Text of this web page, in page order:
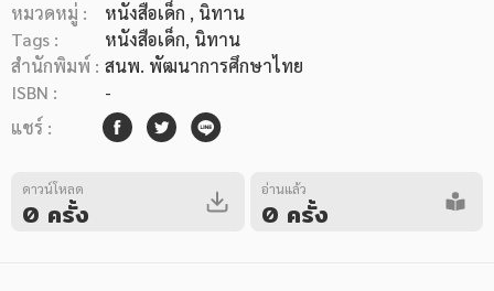
หมวดหมู่หนังสือ
หมวดหมู่ยอดนิยม
หนังสือออกใหม่ หนังสือยอดนิยม หนังสือเช่า
หมวดหมู่ :
หนังสือเด็ก , นิทาน
Tags :
หนังสือเด็ก, นิทาน
สำนักพิมพ์ : สนพ. พัฒนาการศึกษาไทย
ISBN :
-
แชร์ :
ดาวน์โหลด
0 ครั้ง
อ่านแล้ว
0 ครั้ง